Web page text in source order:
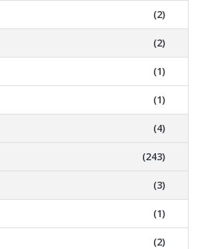
(2)
(2)
(1)
(1)
(4)
(243)
(3)
(1)
(2)